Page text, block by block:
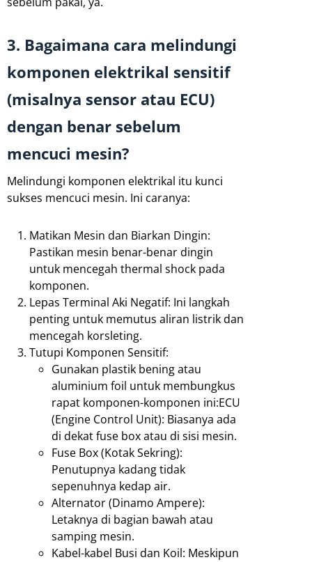
3. Bagaimana cara melindungi
komponen elektrikal sensitif
(misalnya sensor atau ECU)
dengan benar sebelum
mencuci mesin?
Melindungi komponen elektrikal itu kunci
sukses mencuci mesin. Ini caranya:
Matikan Mesin dan Biarkan Dingin:
Pastikan mesin benar-benar dingin
untuk mencegah thermal shock pada
komponen.
Lepas Terminal Aki Negatif: Ini langkah
penting untuk memutus aliran listrik dan
mencegah korsleting.
Tutupi Komponen Sensitif:
Gunakan plastik bening atau
aluminium foil untuk membungkus
rapat komponen-komponen ini:ECU
(Engine Control Unit): Biasanya ada
di dekat fuse box atau di sisi mesin.
Fuse Box (Kotak Sekring):
Penutupnya kadang tidak
sepenuhnya kedap air.
Alternator (Dinamo Ampere):
Letaknya di bagian bawah atau
samping mesin.
Kabel-kabel Busi dan Koil: Meskipun